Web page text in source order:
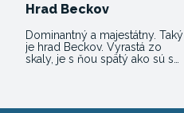
Hrad Beckov
Dominantný a majestátny. Taký
je hrad Beckov. Vyrastá zo
skaly, je s ňou spätý ako sú s…